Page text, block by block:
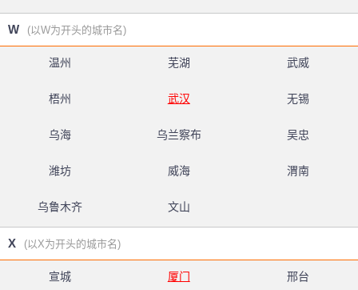
W (以W为开头的城市名)
温州 芜湖 武威
梧州 武汉 无锡
乌海 乌兰察布 吴忠
潍坊 威海 渭南
乌鲁木齐 文山
X (以X为开头的城市名)
宣城 厦门 邢台